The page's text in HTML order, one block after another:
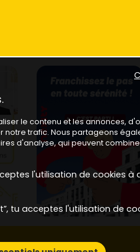
le contenu et les annonces,
notre trafic. Nous partageons
d'analyse, qui peuvent
l'utilisation de cookies à
tu acceptes l'utilisation de